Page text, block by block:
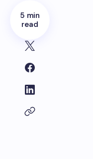
5 min
read